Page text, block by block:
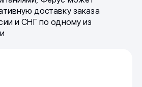
доставку заказа
и СНГ по одному из